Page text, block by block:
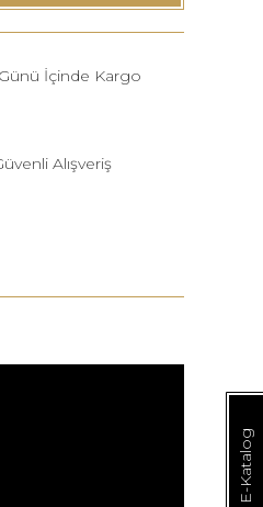
İçinde Kargo
Alışveriş
E-Katalog